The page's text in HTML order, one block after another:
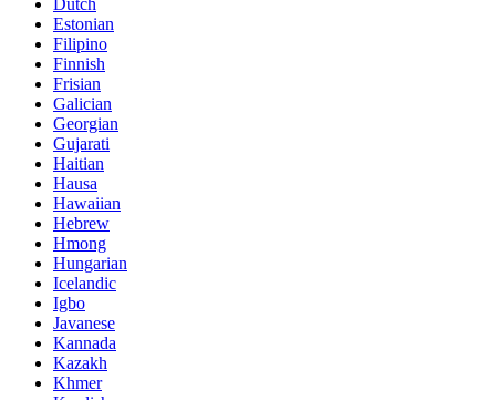
Estonian
Filipino
Finnish
Frisian
Galician
Georgian
Gujarati
Haitian
Hausa
Hawaiian
Hebrew
Hmong
Hungarian
Icelandic
Igbo
Javanese
Kannada
Kazakh
Khmer